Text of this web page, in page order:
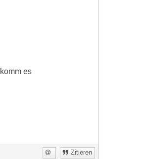
es
Zitieren